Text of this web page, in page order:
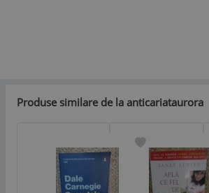
Produse similare de la anticariataurora